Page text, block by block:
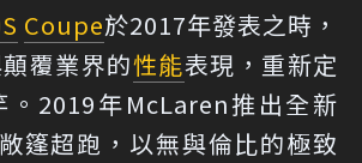
Coupe於2017年發表之時，
覆業界的性能表現，重新定
。2019年McLaren推出全新
篷超跑，以無與倫比的極致